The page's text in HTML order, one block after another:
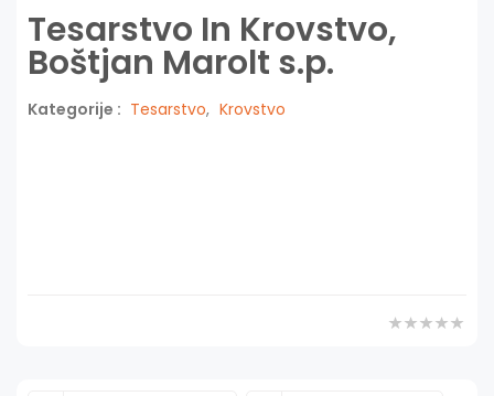
Tesarstvo In Krovstvo,
Boštjan Marolt s.p.
Kategorije : Tesarstvo, Krovstvo